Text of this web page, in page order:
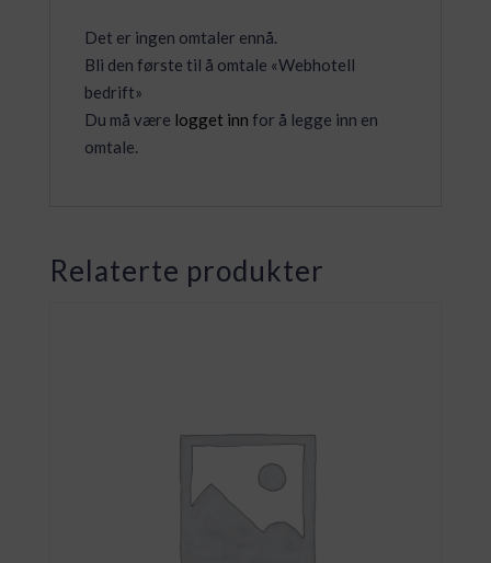
Det er ingen omtaler ennå.
Bli den første til å omtale «Webhotell
bedrift»
Du må være logget inn for å legge inn en
omtale.
Relaterte produkter